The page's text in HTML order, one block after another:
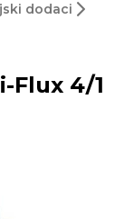
dodaci
Flux 4/1